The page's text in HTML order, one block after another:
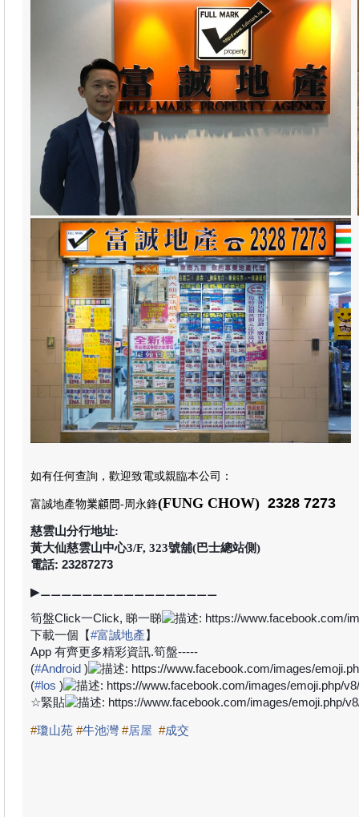
如有任何查詢，歡迎致電或親臨本公司 ：
富誠地產物業顧問-周永鋒(FUNG CHOW) 2328 7273
慈雲山分行地址:
黃大仙慈雲山中心3/F, 323號舖(巴士總站側)
電話: 23287273
▶⚊⚊⚊⚊⚊⚊⚊⚊⚊⚊⚊⚊⚊⚊⚊⚊⚊
筍盤Click一Click, 睇一睇
下載一個【#富誠地產】
App 有齊更多精彩資訊.筍盤-----
(#Android )
(#los )
☆緊貼
#瓊山苑 #牛池灣 #居屋 #成交